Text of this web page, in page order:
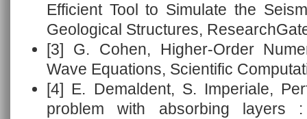
Efficient Tool to Simulate the
Geological Structures,
[3] G. Cohen, Higher-Order
Wave Equations, Scientific
[4] E. Demaldent, S. Imperiale,
problem with absorbing layers